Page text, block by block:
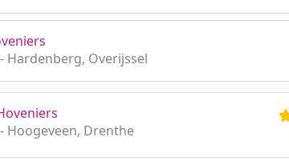
Hardenberg, Overijssel
Hoogeveen, Drenthe